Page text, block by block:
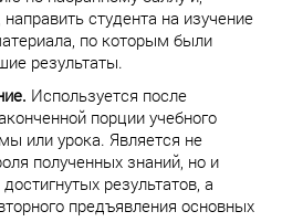
студента на изучение
по которым были
результаты.
Используется после
порции учебного
или урока. Является не
полученных знаний, но и
результатов, а
предъявления основных